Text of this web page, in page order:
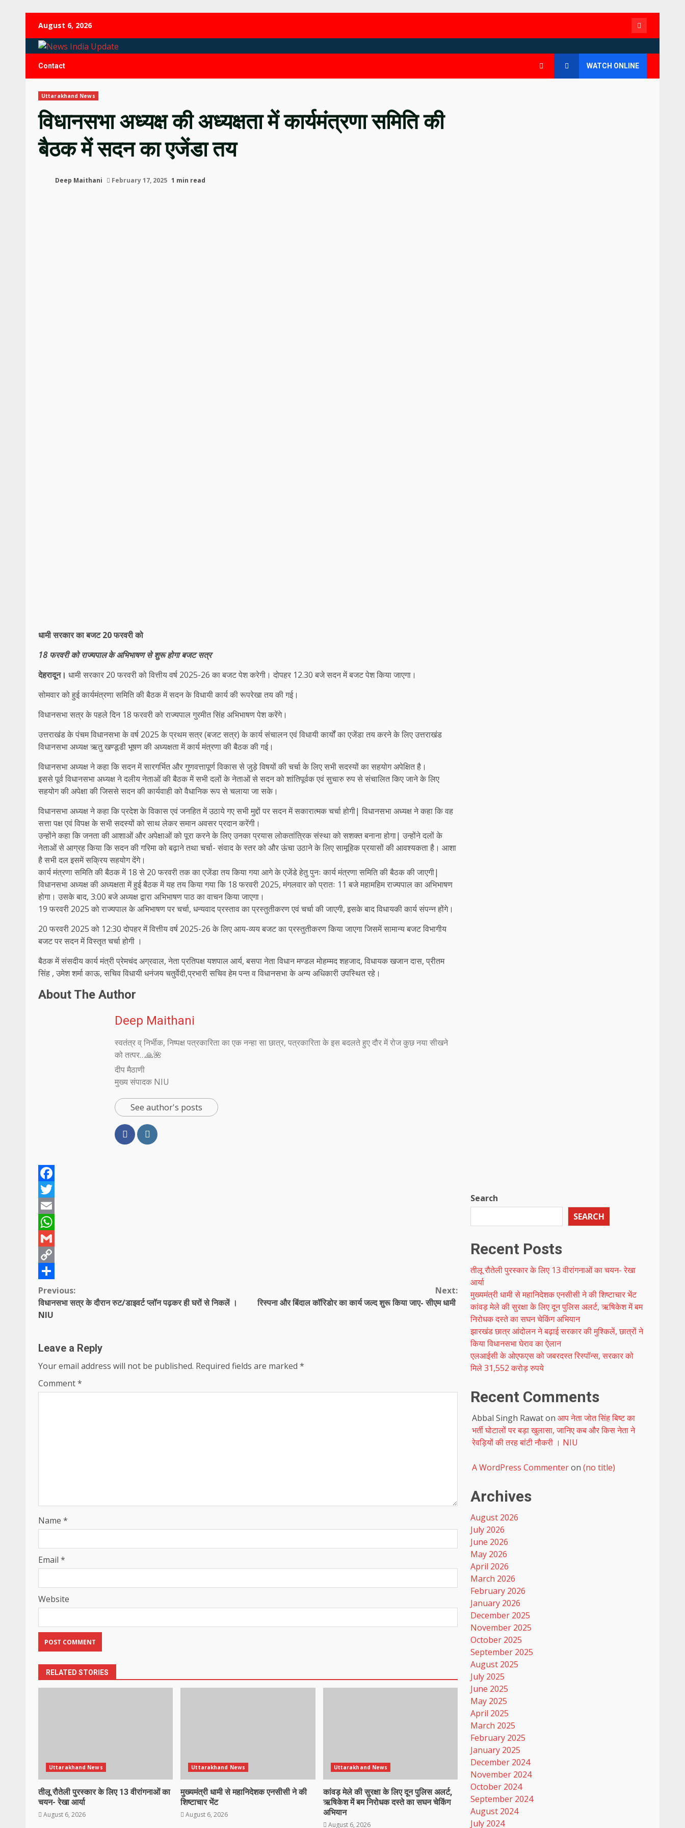
content
August 6, 2026 Contact
Contact WATCH ONLINE
Uttarakhand News
विधानसभा अध्यक्ष की अध्यक्षता में कार्यमंत्रणा समिति की
बैठक में सदन का एजेंडा तय
Deep Maithani February 17, 2025 1 min read
धामी सरकार का बजट 20 फरवरी को
18 फरवरी को राज्यपाल के अभिभाषण से शुरू होगा बजट सत्र
देहरादून। धामी सरकार 20 फरवरी को वित्तीय वर्ष 2025-26 का बजट पेश करेगी। दोपहर 12.30 बजे सदन में बजट पेश किया जाएगा।
सोमवार को हुई कार्यमंत्रणा समिति की बैठक में सदन के विधायी कार्य की रूपरेखा तय की गई।
विधानसभा सत्र के पहले दिन 18 फरवरी को राज्यपाल गुरमीत सिंह अभिभाषण पेश करेंगे।
उत्तराखंड के पंचम विधानसभा के वर्ष 2025 के प्रथम सत्र (बजट सत्र) के कार्य संचालन एवं विधायी कार्यों का एजेंडा तय करने के लिए उत्तराखंड
विधानसभा अध्यक्ष ऋतु खण्डूडी भूषण की अध्यक्षता में कार्य मंत्रणा की बैठक की गई।
विधानसभा अध्यक्ष ने कहा कि सदन में सारगर्भित और गुणवत्तापूर्ण विकास से जुड़े विषयों की चर्चा के लिए सभी सदस्यों का सहयोग अपेक्षित है।
इससे पूर्व विधानसभा अध्यक्ष ने दलीय नेताओं की बैठक में सभी दलों के नेताओं से सदन को शांतिपूर्वक एवं सुचारु रुप से संचालित किए जाने के लिए
सहयोग की अपेक्षा की जिससे सदन की कार्यवाही को वैधानिक रूप से चलाया जा सके।
विधानसभा अध्यक्ष ने कहा कि प्रदेश के विकास एवं जनहित में उठाये गए सभी मुद्दों पर सदन में सकारात्मक चर्चा होगी| विधानसभा अध्यक्ष ने कहा कि वह
सत्ता पक्ष एवं विपक्ष के सभी सदस्यों को साथ लेकर समान अवसर प्रदान करेंगी।
उन्होंने कहा कि जनता की आशाओं और अपेक्षाओं को पूरा करने के लिए उनका प्रयास लोकतांत्रिक संस्था को सशक्त बनाना होगा| उन्होंने दलों के
नेताओं से आग्रह किया कि सदन की गरिमा को बढ़ाने तथा चर्चा- संवाद के स्तर को और ऊंचा उठाने के लिए सामूहिक प्रयासों की आवश्यकता है। आशा
है सभी दल इसमें सक्रिय सहयोग देंगे।
कार्य मंत्रणा समिति की बैठक में 18 से 20 फरवरी तक का एजेंडा तय किया गया आगे के एजेंडे हेतु पुनः कार्य मंत्रणा समिति की बैठक की जाएगी|
विधानसभा अध्यक्ष की अध्यक्षता में हुई बैठक में यह तय किया गया कि 18 फरवरी 2025, मंगलवार को प्रातः 11 बजे महामहिम राज्यपाल का अभिभाषण
होगा। उसके बाद, 3:00 बजे अध्यक्ष द्वारा अभिभाषण पाठ का वाचन किया जाएगा।
19 फरवरी 2025 को राज्यपाल के अभिभाषण पर चर्चा, धन्यवाद प्रस्ताव का प्रस्तुतीकरण एवं चर्चा की जाएगी, इसके बाद विधायकी कार्य संपन्न होंगे।
20 फरवरी 2025 को 12:30 दोपहर में वित्तीय वर्ष 2025-26 के लिए आय-व्यय बजट का प्रस्तुतीकरण किया जाएगा जिसमें सामान्य बजट विभागीय
बजट पर सदन में विस्तृत चर्चा होगी ।
बैठक में संसदीय कार्य मंत्री प्रेमचंद अग्रवाल, नेता प्रतिपक्ष यशपाल आर्य, बसपा नेता विधान मण्डल मोहम्मद शहजाद, विधायक खजान दास, प्रीतम
सिंह , उमेश शर्मा काऊ, सचिव विधायी धनंजय चतुर्वेदी,प्रभारी सचिव हेम पन्त व विधानसभा के अन्य अधिकारी उपस्थित रहे।
About The Author
Deep Maithani
स्वतंत्र व् निर्भीक, निष्पक्ष पत्रकारिता का एक नन्हा सा छात्र, पत्रकारिता के इस बदलते हुए दौर में रोज कुछ नया सीखने
को तत्पर…🙏🌺
दीप मैठाणी
मुख्य संपादक NIU
See author's posts
Facebook
Twitter
Email
WhatsApp
Gmail
Copy
Link
Share
Continue
Reading
Previous:
विधानसभा सत्र के दौरान रुट/डाइवर्ट प्लॉन पढ़कर ही घरों से निकलें ।
NIU
Next:
रिस्पना और बिंदाल कॉरिडोर का कार्य जल्द शुरू किया जाए- सीएम धामी
Leave a Reply
Your email address will not be published. Required fields are marked *
Comment*
Name *
Email *
Website
RELATED STORIES
Uttarakhand News
तीलू रौतेली पुरस्कार के लिए 13 वीरांगनाओं का
चयन- रेखा आर्या
August 6, 2026
Uttarakhand News
मुख्यमंत्री धामी से महानिदेशक एनसीसी ने की
शिष्टाचार भेंट
August 6, 2026
Uttarakhand News
कांवड़ मेले की सुरक्षा के लिए दून पुलिस अलर्ट,
ऋषिकेश में बम निरोधक दस्ते का सघन चेकिंग
अभियान
August 6, 2026
Search
SEARCH
Recent Posts
तीलू रौतेली पुरस्कार के लिए 13 वीरांगनाओं का चयन- रेखा
आर्या
मुख्यमंत्री धामी से महानिदेशक एनसीसी ने की शिष्टाचार भेंट
कांवड़ मेले की सुरक्षा के लिए दून पुलिस अलर्ट, ऋषिकेश में बम
निरोधक दस्ते का सघन चेकिंग अभियान
झारखंड छात्र आंदोलन ने बढ़ाई सरकार की मुश्किलें, छात्रों ने
किया विधानसभा घेराव का ऐलान
एलआईसी के ओएफएस को जबरदस्त रिस्पॉन्स, सरकार को
मिले 31,552 करोड़ रुपये
Recent Comments
Abbal Singh Rawatonआप नेता जोत सिंह बिष्ट का
भर्ती घोटालों पर बड़ा खुलासा, जानिए कब और किस नेता ने
रेवड़ियों की तरह बांटी नौकरी । NIU
A WordPress Commenteron(no title)
Archives
August 2026
July 2026
June 2026
May 2026
April 2026
March 2026
February 2026
January 2026
December 2025
November 2025
October 2025
September 2025
August 2025
July 2025
June 2025
May 2025
April 2025
March 2025
February 2025
January 2025
December 2024
November 2024
October 2024
September 2024
August 2024
July 2024